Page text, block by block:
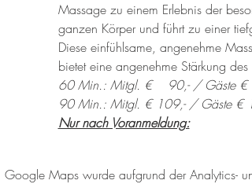
Massage zu einem Erlebnis der
ganzen Körper und führt zu einer
Diese einfühlsame, angenehme
bietet eine angenehme Stärkung des
60 Min.: Mitgl. €    90,- / Gäste €
90 Min.: Mitgl. € 109,- / Gäste €
Nur nach Voranmeldung:
Google Maps wurde aufgrund der Analytics-